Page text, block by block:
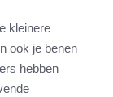
kleinere
ook je benen
hebben